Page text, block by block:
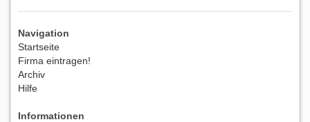
Navigation
Startseite
Firma eintragen!
Archiv
Hilfe
Informationen